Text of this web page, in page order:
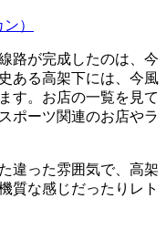
）
路が完成したのは、今
ある高架下には、今風
す。お店の一覧を見て
ポーツ関連のお店やラ
違った雰囲気で、高架
質な感じだったりレト